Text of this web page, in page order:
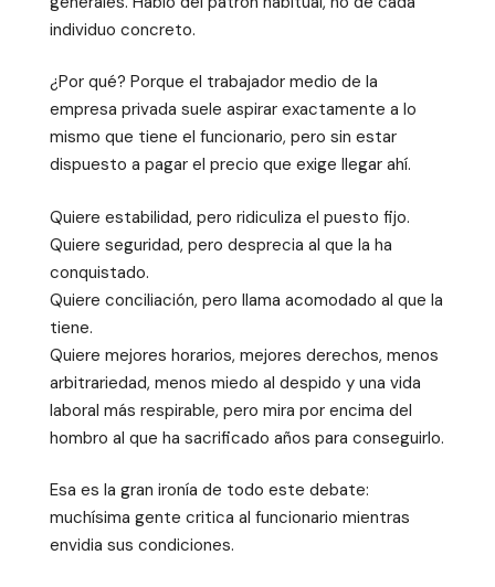
individuo concreto.
¿Por qué? Porque el trabajador medio de la
empresa privada suele aspirar exactamente a lo
mismo que tiene el funcionario, pero sin estar
dispuesto a pagar el precio que exige llegar ahí.
Quiere estabilidad, pero ridiculiza el puesto fijo.
Quiere seguridad, pero desprecia al que la ha
conquistado.
Quiere conciliación, pero llama acomodado al que la
tiene.
Quiere mejores horarios, mejores derechos, menos
arbitrariedad, menos miedo al despido y una vida
laboral más respirable, pero mira por encima del
hombro al que ha sacrificado años para conseguirlo.
Esa es la gran ironía de todo este debate:
muchísima gente critica al funcionario mientras
envidia sus condiciones.